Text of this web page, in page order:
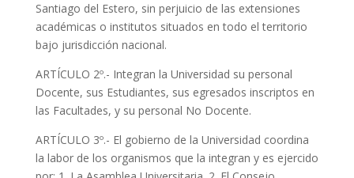
Santiago del Estero, sin perjuicio de las extensiones
académicas o institutos situados en todo el territorio
bajo jurisdicción nacional.
ARTÍCULO 2º.- Integran la Universidad su personal
Docente, sus Estudiantes, sus egresados inscriptos en
las Facultades, y su personal No Docente.
ARTÍCULO 3º.- El gobierno de la Universidad coordina
la labor de los organismos que la integran y es ejercido